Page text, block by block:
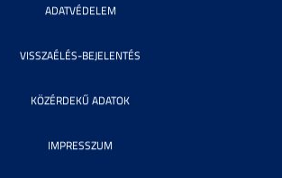
ADATVÉDELEM
VISSZAÉLÉS-BEJELENTÉS
KÖZÉRDEKŰ ADATOK
IMPRESSZUM